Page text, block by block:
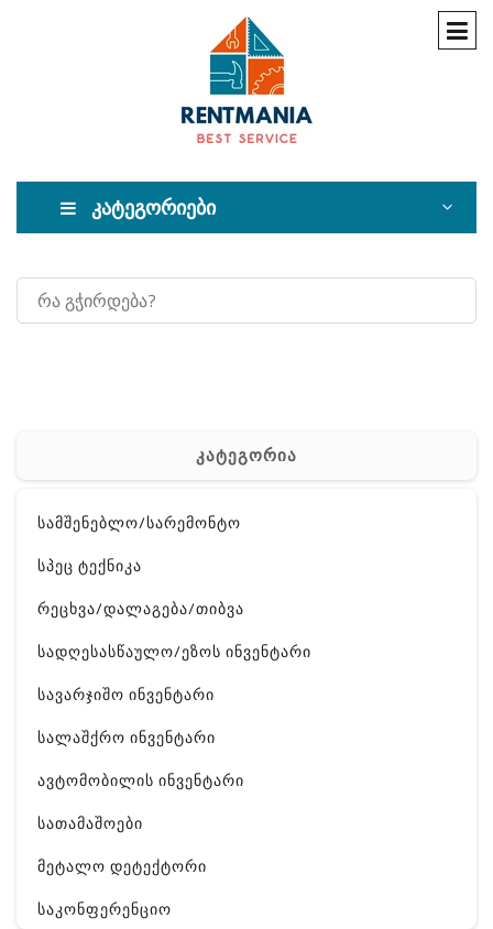
კატეგორიები
კატეგორია
სამშენებლო/სარემონტო
სპეც ტექნიკა
რეცხვა/დალაგება/თიბვა
სადღესასწაულო/ეზოს ინვენტარი
სავარჯიშო ინვენტარი
სალაშქრო ინვენტარი
ავტომობილის ინვენტარი
სათამაშოები
მეტალო დეტექტორი
საკონფერენციო